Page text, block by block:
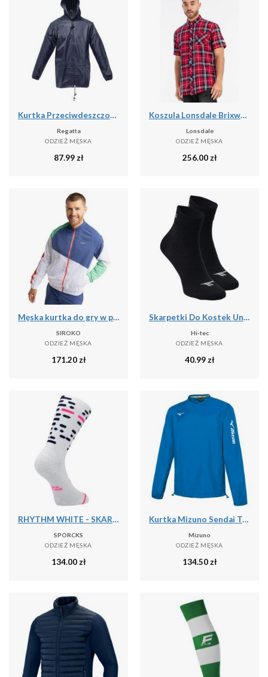
Kurtka Przeciwdeszczowa Męska Stormbreak
Regatta
ODZIEŻ MĘSKA
87.99zł
Koszula Lonsdale Brixworth
Lonsdale
ODZIEŻ MĘSKA
256.00zł
Męska kurtka do gry w padla Padel Siroko Backspin Erit
SIROKO
ODZIEŻ MĘSKA
171.20zł
Skarpetki Do Kostek Unisex Dla Dorosłych Chire
Hi-tec
ODZIEŻ MĘSKA
40.99zł
RHYTHM WHITE - SKARPETKI DO BIEGANIA
SPORCKS
ODZIEŻ MĘSKA
134.00zł
Kurtka Mizuno Sendai Trad
Mizuno
ODZIEŻ MĘSKA
134.50zł